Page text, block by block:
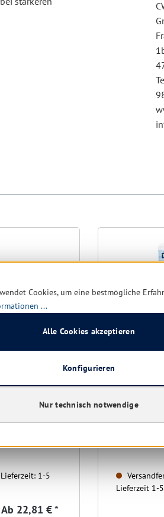
CWS
1-5
Ab 22,81 € *
Lieferzeit 1-
Cookies, um eine bestmögliche
...
Nur technisch notwendige
Konfigurieren
Alle Cookies akzeptieren